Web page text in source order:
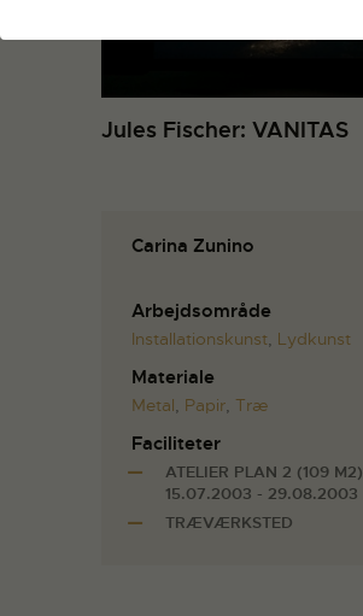
Jules Fischer: VANITAS
Carina Zunino
Arbejdsområde
Installationskunst, Lydkunst
Materiale
Metal, Papir, Træ
Faciliteter
ATELIER PLAN 2 (109 M2)
15.07.2003 - 29.08.2003
TRÆVÆRKSTED